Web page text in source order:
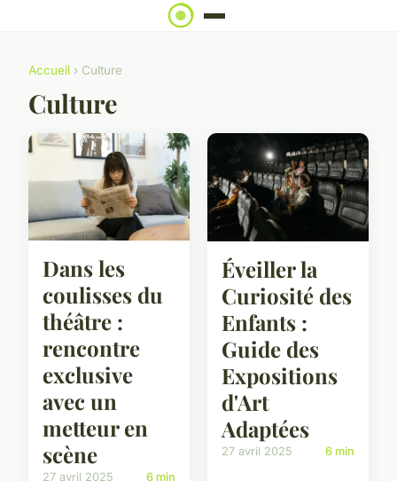
Accueil › Culture
Culture
Dans les
coulisses du
théâtre :
rencontre
exclusive
avec un
metteur en
scène
27 avril 2025 6 min
Éveiller la
Curiosité des
Enfants :
Guide des
Expositions
d'Art
Adaptées
27 avril 2025 6 min